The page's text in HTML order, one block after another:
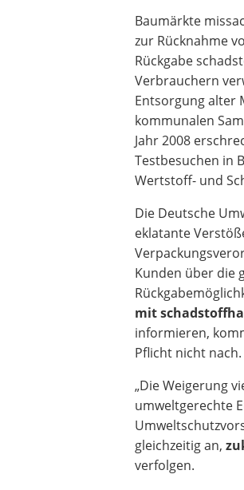
Baumärkte
zur Rücknahme
Rückgabe
Verbrauchern
Entsorgung alter
kommunalen
Jahr 2008
Testbesuchen in
Wertstoff- und
Die Deutsche
eklatante
Kunden über die
mit
informieren,
Pflicht nicht nach.
„Die Weigerung
umweltgerechte
gleichzeitig an,
verfolgen.